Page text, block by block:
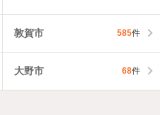
敦賀市 585件
大野市 68件